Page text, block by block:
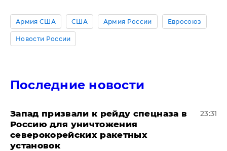
Армия США США Армия России Евросоюз
Новости России
Последние новости
Запад призвали к рейду спецназа в
Россию для уничтожения
северокорейских ракетных
установок
23:31